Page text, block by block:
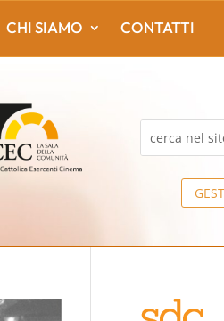
CHI SIAMO CONTATTI